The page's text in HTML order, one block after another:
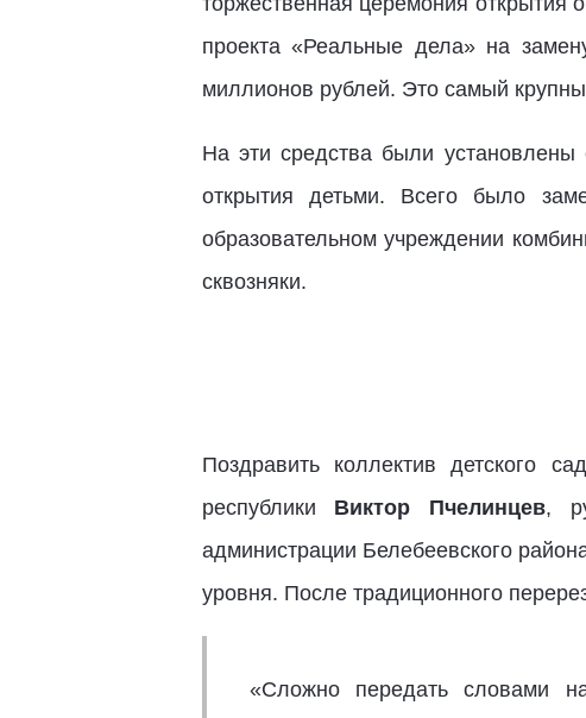
проекта «Реальные дела» на
миллионов рублей. Это самый
На эти средства были установлены
открытия детьми. Всего было
образовательном учреждении
сквозняки.
Поздравить коллектив детского
республики Виктор Пчелинцев,
администрации Белебеевского
уровня. После традиционного
«Сложно передать словами